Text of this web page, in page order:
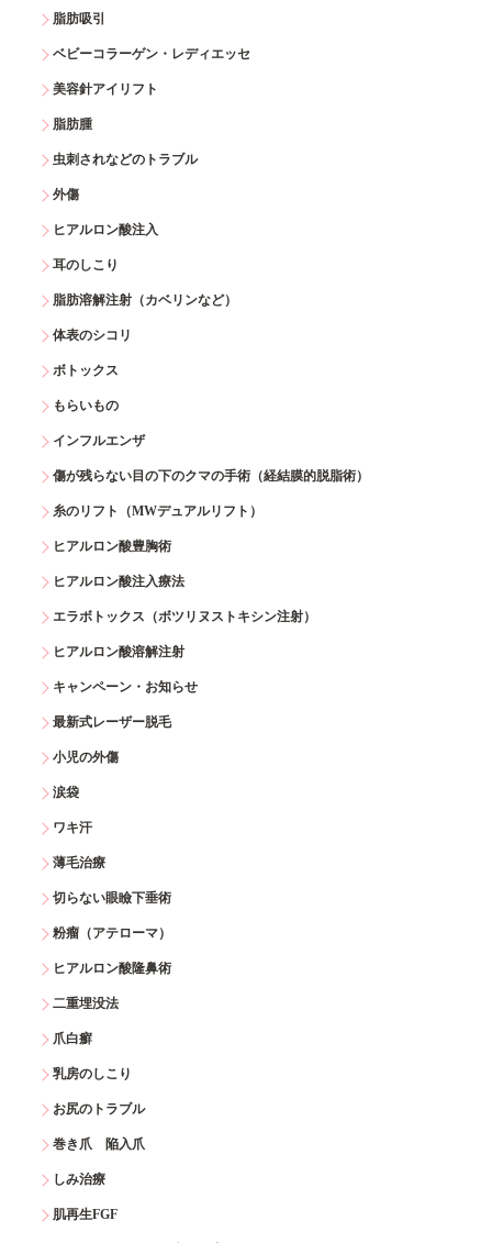
脂肪吸引
ベビーコラーゲン・レディエッセ
美容針アイリフト
脂肪腫
虫刺されなどのトラブル
外傷
ヒアルロン酸注入
耳のしこり
脂肪溶解注射（カベリンなど）
体表のシコリ
ボトックス
もらいもの
インフルエンザ
傷が残らない目の下のクマの手術（経結膜的脱脂術）
糸のリフト（MWデュアルリフト）
ヒアルロン酸豊胸術
ヒアルロン酸注入療法
エラボトックス（ボツリヌストキシン注射）
ヒアルロン酸溶解注射
キャンペーン・お知らせ
最新式レーザー脱毛
小児の外傷
涙袋
ワキ汗
薄毛治療
切らない眼瞼下垂術
粉瘤（アテローマ）
ヒアルロン酸隆鼻術
二重埋没法
爪白癬
乳房のしこり
お尻のトラブル
巻き爪 陥入爪
しみ治療
肌再生FGF